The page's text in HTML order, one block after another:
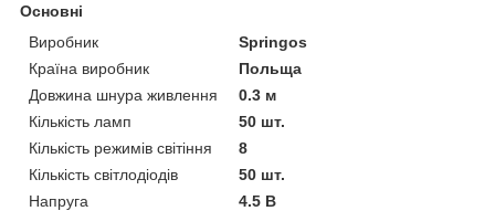
Основні
Виробник
Springos
Країна виробник
Польща
Довжина шнура живлення
0.3 м
Кількість ламп
50 шт.
Кількість режимів світіння
8
Кількість світлодіодів
50 шт.
Напруга
4.5 В